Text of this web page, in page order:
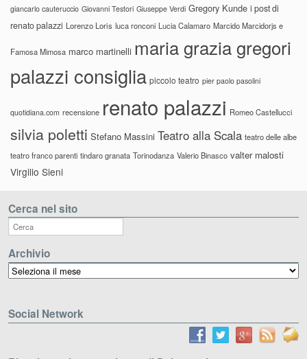
giancarlo cauteruccio Giovanni Testori Giuseppe Verdi Gregory Kunde i post di
renato palazzi Lorenzo Loris luca ronconi Lucia Calamaro Marcido Marcidorjs e
Famosa Mimosa marco martinelli maria grazia gregori
palazzi consiglia piccolo teatro pier paolo pasolini
quotidiana.com recensione renato palazzi Romeo Castellucci
silvia poletti Stefano Massini Teatro alla Scala teatro delle albe
teatro franco parenti tindaro granata Torinodanza Valerio Binasco valter malosti
Virgilio Sieni
Cerca nel sito
Archivio
Archivio
Social Network